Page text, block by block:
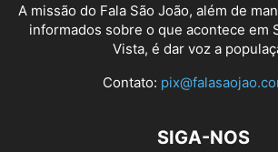
A missão do Fala São João, além de
informados sobre o que acontece em
Vista, é dar voz a
Contato:
SIGA-NOS